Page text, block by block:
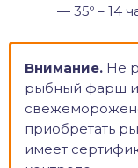
— 35º – 14
Внимание. Не
рыбный фарш и
приобретать
имеет